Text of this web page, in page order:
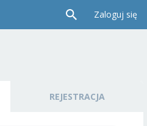
Zaloguj się
REJESTRACJA